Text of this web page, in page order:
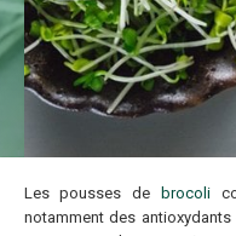
Les pousses debrocoli
notamment des